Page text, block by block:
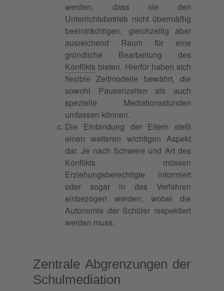
werden, dass sie den
Unterrichtsbetrieb nicht übermäßig
beeinträchtigen, gleichzeitig aber
ausreichend Raum für eine
gründliche Bearbeitung des
Konflikts bieten. Hierfür haben sich
flexible Zeitmodelle bewährt, die
sowohl Pausenzeiten als auch
spezielle Mediationsstunden
umfassen können.
Die Einbindung der Eltern stellt
einen weiteren wichtigen Aspekt
dar. Je nach Schwere und Art des
Konflikts müssen
Erziehungsberechtigte informiert
oder sogar in das Verfahren
einbezogen werden, wobei die
Autonomie der Schüler respektiert
werden muss.
Zentrale Abgrenzungen der
Schulmediation